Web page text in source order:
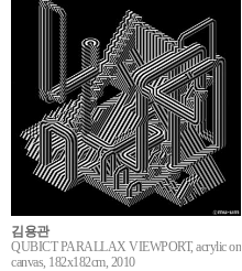
김용관
QUBICT PARALLAX VIEWPORT, acrylic on
canvas, 182x182cm, 2010